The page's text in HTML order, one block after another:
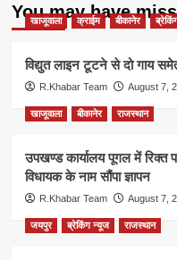
You may have
खाजूवाला क्राईम बीकानेर
विद्युत लाइन टूटने से दो गाय
R.Khabar Team August 7,
खाजूवाला बीकानेर राजस्थान
उपखण्ड कार्यालय पूगल में रिक्त
विधायक के नाम सौंपा ज्ञापन
R.Khabar Team August 7,
जयपुर ब्रेकिंग न्यूज राजस्थान